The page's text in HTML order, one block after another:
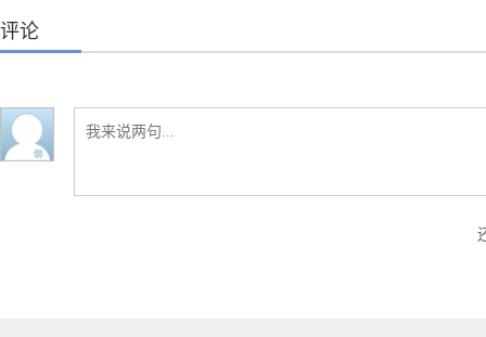
评论